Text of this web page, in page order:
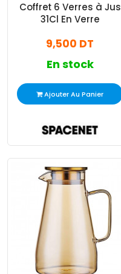
Coffret 6 Verres à Jus
31Cl En Verre
9,500 DT
En stock
Ajouter Au Panier